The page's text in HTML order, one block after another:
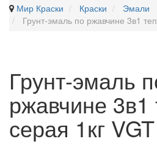
Мир Краски
Краски
Эмали
Грунт-эмаль по ржавчине 3в1
Грунт-эмаль
ржавчине 3в1
серая 1кг